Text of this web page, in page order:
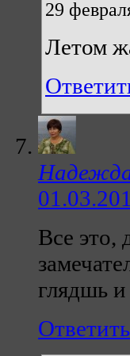
29
Летом
Все это,
глядшь
Ответить